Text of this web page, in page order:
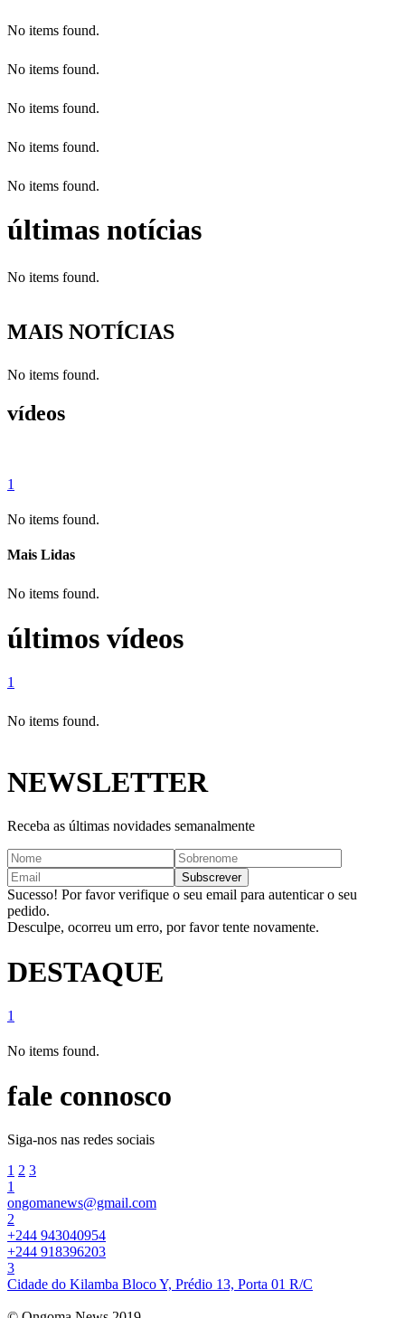
No items found.
No items found.
No items found.
No items found.
No items found.
últimas notícias
No items found.
MAIS NOTÍCIAS
No items found.
vídeos
1
No items found.
Mais Lidas
No items found.
últimos vídeos
1
No items found.
NEWSLETTER
Receba as últimas novidades semanalmente
Sucesso! Por favor verifique o seu email para autenticar o seu
pedido.
Desculpe, ocorreu um erro, por favor tente novamente.
DESTAQUE
1
No items found.
fale connosco
Siga-nos nas redes sociais
1 2 3
1
ongomanews@gmail.com
2
+244 943040954
+244 918396203
3
Cidade do Kilamba Bloco Y, Prédio 13, Porta 01 R/C